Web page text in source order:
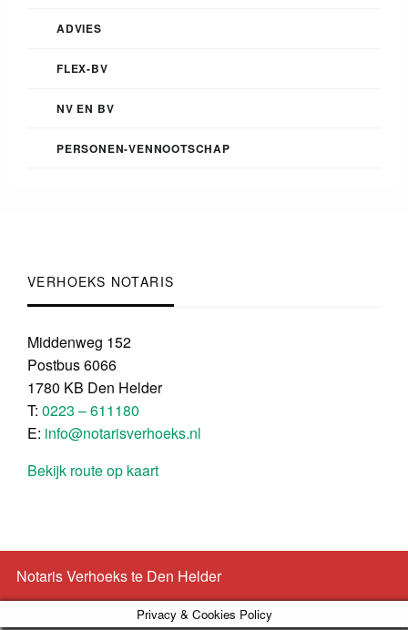
ADVIES
FLEX-BV
NV EN BV
PERSONEN-VENNOOTSCHAP
VERHOEKS NOTARIS
Middenweg 152
Postbus 6066
1780 KB Den Helder
T: 0223 – 611180
E: info@notarisverhoeks.nl
Bekijk route op kaart
Notaris Verhoeks te Den Helder
Privacy & Cookies Policy